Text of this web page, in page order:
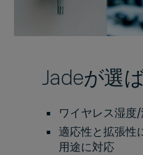
Jadeが選
ワイヤレス湿度/
適応性と拡張性
用途に対応